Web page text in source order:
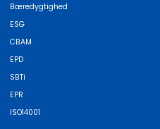
Bæredygtighed
ESG
CBAM
EPD
SBTi
EPR
ISO14001